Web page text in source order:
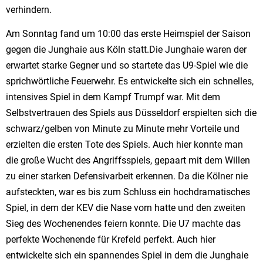
verhindern.
Am Sonntag fand um 10:00 das erste Heimspiel der Saison
gegen die Junghaie aus Köln statt.Die Junghaie waren der
erwartet starke Gegner und so startete das U9-Spiel wie die
sprichwörtliche Feuerwehr. Es entwickelte sich ein schnelles,
intensives Spiel in dem Kampf Trumpf war. Mit dem
Selbstvertrauen des Spiels aus Düsseldorf erspielten sich die
schwarz/gelben von Minute zu Minute mehr Vorteile und
erzielten die ersten Tote des Spiels. Auch hier konnte man
die große Wucht des Angriffsspiels, gepaart mit dem Willen
zu einer starken Defensivarbeit erkennen. Da die Kölner nie
aufsteckten, war es bis zum Schluss ein hochdramatisches
Spiel, in dem der KEV die Nase vorn hatte und den zweiten
Sieg des Wochenendes feiern konnte. Die U7 machte das
perfekte Wochenende für Krefeld perfekt. Auch hier
entwickelte sich ein spannendes Spiel in dem die Junghaie